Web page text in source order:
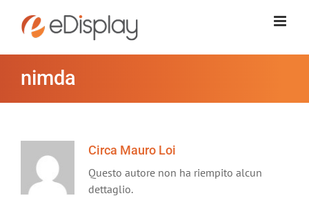
contenuto
nimda
Circa Mauro Loi
Questo autore non ha riempito alcun
dettaglio.